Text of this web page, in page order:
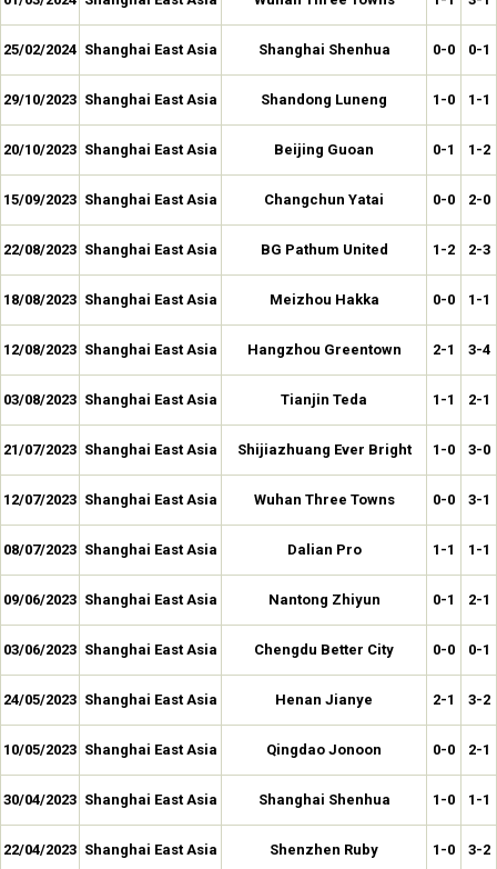
25/02/2024 Shanghai East Asia Shanghai Shenhua 0-0 0-1
29/10/2023 Shanghai East Asia Shandong Luneng 1-0 1-1
20/10/2023 Shanghai East Asia Beijing Guoan 0-1 1-2
15/09/2023 Shanghai East Asia Changchun Yatai 0-0 2-0
22/08/2023 Shanghai East Asia BG Pathum United 1-2 2-3
18/08/2023 Shanghai East Asia Meizhou Hakka 0-0 1-1
12/08/2023 Shanghai East Asia Hangzhou Greentown 2-1 3-4
03/08/2023 Shanghai East Asia Tianjin Teda 1-1 2-1
21/07/2023 Shanghai East Asia Shijiazhuang Ever Bright 1-0 3-0
12/07/2023 Shanghai East Asia Wuhan Three Towns 0-0 3-1
08/07/2023 Shanghai East Asia Dalian Pro 1-1 1-1
09/06/2023 Shanghai East Asia Nantong Zhiyun 0-1 2-1
03/06/2023 Shanghai East Asia Chengdu Better City 0-0 0-1
24/05/2023 Shanghai East Asia Henan Jianye 2-1 3-2
10/05/2023 Shanghai East Asia Qingdao Jonoon 0-0 2-1
30/04/2023 Shanghai East Asia Shanghai Shenhua 1-0 1-1
22/04/2023 Shanghai East Asia Shenzhen Ruby 1-0 3-2